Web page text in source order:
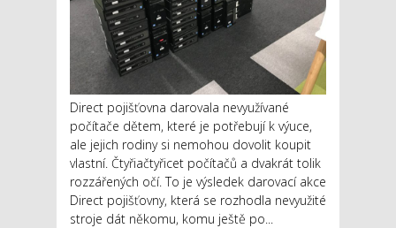
Direct pojišťovna darovala nevyužívané
počítače dětem, které je potřebují k výuce,
ale jejich rodiny si nemohou dovolit koupit
vlastní. Čtyřiačtyřicet počítačů a dvakrát tolik
rozzářených očí. To je výsledek darovací akce
Direct pojišťovny, která se rozhodla nevyužité
stroje dát někomu, komu ještě po...